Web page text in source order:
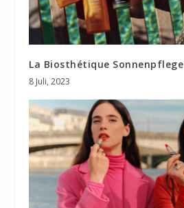
La Biosthétique Sonnenpflege
8 Juli, 2023